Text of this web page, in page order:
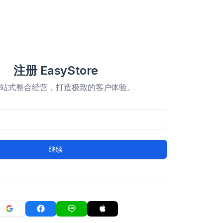
注册 EasyStore
式整合经营，打造极致的客户体验。
继续